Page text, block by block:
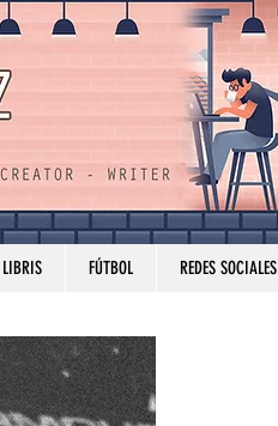
LIBRIS FÚTBOL REDES SOCIALES